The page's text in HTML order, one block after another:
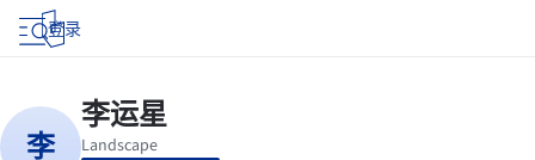
登录